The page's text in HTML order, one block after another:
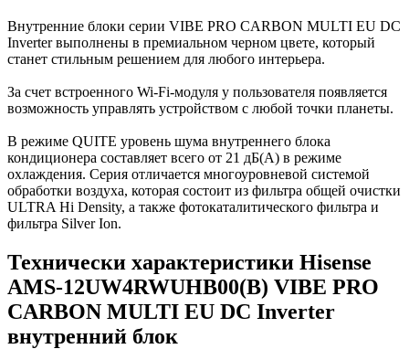
Внутренние блоки серии VIBE PRO CARBON MULTI EU DC
Inverter выполнены в премиальном черном цвете, который
станет стильным решением для любого интерьера.
За счет встроенного Wi-Fi-модуля у пользователя появляется
возможность управлять устройством с любой точки планеты.
В режиме QUITE уровень шума внутреннего блока
кондиционера составляет всего от 21 дБ(A) в режиме
охлаждения. Серия отличается многоуровневой системой
обработки воздуха, которая состоит из фильтра общей очистки
ULTRA Hi Density, а также фотокаталитического фильтра и
фильтра Silver Ion.
Технически характеристики Hisense
AMS-12UW4RWUHB00(B) VIBE PRO
CARBON MULTI EU DC Inverter
внутренний блок